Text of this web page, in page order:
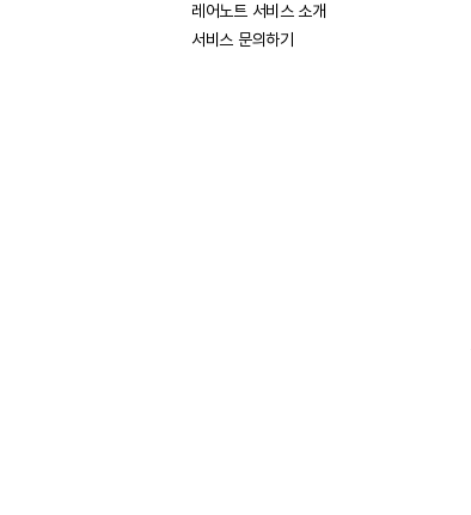
레어노트 서비스 소개
서비스 문의하기